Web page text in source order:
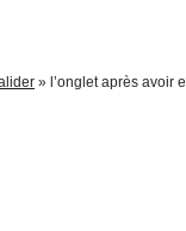
» l’onglet après avoir